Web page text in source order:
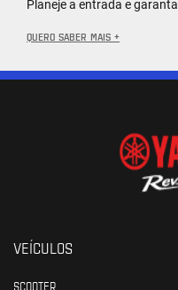
Planeje a entrada e
QUERO SABER MAIS +
VEÍCULOS
SCOOTER